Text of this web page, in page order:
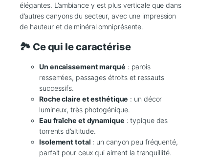
élégantes. L’ambiance y est plus verticale que dans
d’autres canyons du secteur, avec une impression
de hauteur et de minéral omniprésente.
🏞️ Ce qui le caractérise
Un encaissement marqué : parois
resserrées, passages étroits et ressauts
successifs.
Roche claire et esthétique : un décor
lumineux, très photogénique.
Eau fraîche et dynamique : typique des
torrents d’altitude.
Isolement total : un canyon peu fréquenté,
parfait pour ceux qui aiment la tranquillité.